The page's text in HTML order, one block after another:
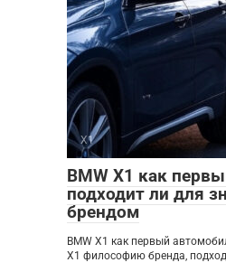
X1
BMW X1 как
подходит ли для
брендом
BMW X1 как первый
X1 философию бренда,